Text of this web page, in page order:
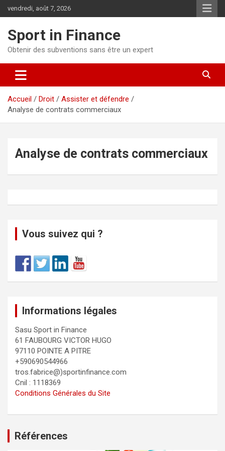
vendredi, août 7, 2026
Sport in Finance
Obtenir des subventions sans être un expert
Accueil Droit
Assister et défendre
Analyse de contrats commerciaux
Analyse de contrats commerciaux
Vous suivez qui ?
Informations légales
Sasu Sport in Finance
61 FAUBOURG VICTOR HUGO
97110 POINTE A PITRE
+590690544966
tros.fabrice@)sportinfinance.com
Cnil : 1118369
Conditions Générales du Site
Références